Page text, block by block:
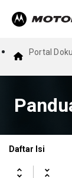
Portal
Daftar Isi
Operasi Darurat
Operasi
Antrean